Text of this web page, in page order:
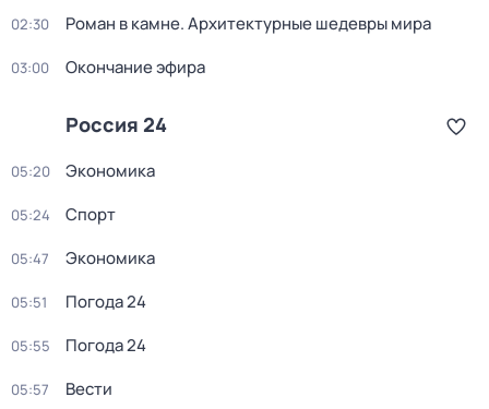
02:30 Роман в камне. Архитектурные шедевры мира
03:00 Окончание эфира
Россия 24
05:20 Экономика
05:24 Спорт
05:47 Экономика
05:51 Погода 24
05:55 Погода 24
05:57 Вести